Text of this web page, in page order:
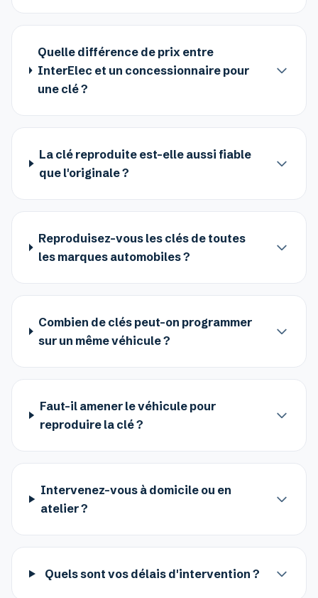
Quelle différence de prix entre
InterElec et un concessionnaire pour
une clé ?
La clé reproduite est-elle aussi fiable
que l'originale ?
Reproduisez-vous les clés de toutes
les marques automobiles ?
Combien de clés peut-on programmer
sur un même véhicule ?
Faut-il amener le véhicule pour
reproduire la clé ?
Intervenez-vous à domicile ou en
atelier ?
Quels sont vos délais d'intervention ?